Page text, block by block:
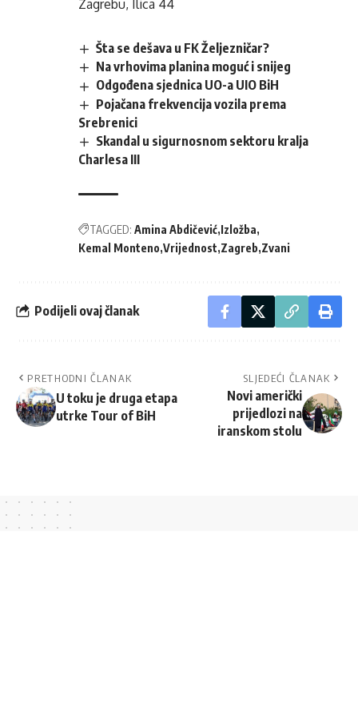
Zagrebu, Ilica 44
Šta se dešava u FK Željezničar?
Na vrhovima planina moguć i snijeg
Odgođena sjednica UO-a UIO BiH
Pojačana frekvencija vozila prema
Srebrenici
Skandal u sigurnosnom sektoru kralja
Charlesa III
TAGGED: Amina Abdičević Izložba
Kemal Monteno Vrijednost Zagreb Zvani
Podijeli ovaj članak
PRETHODNI ČLANAK
U toku je druga etapa
utrke Tour of BiH
SLJEDEĆI ČLANAK
Novi američki
prijedlozi na
iranskom stolu